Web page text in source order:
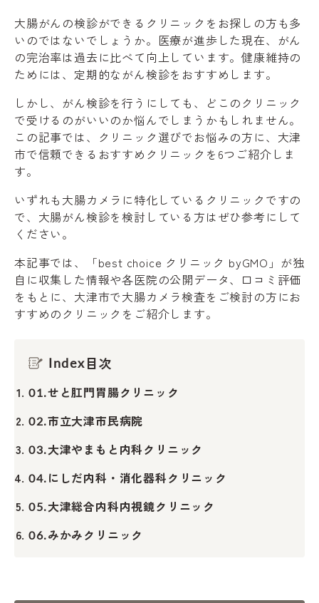
大腸がんの検診ができるクリニックをお探しの方も多
いのではないでしょうか。医療が進歩した現在、がん
の完治率は過去に比べて向上しています。健康維持の
ためには、定期的ながん検診をおすすめします。
しかし、がん検診を行うにしても、どこのクリニック
で受けるのがいいのか悩んでしまうかもしれません。
この記事では、クリニック選びでお悩みの方に、大津
市で信頼できるおすすめクリニックを6つご紹介しま
す。
いずれも大腸カメラに特化しているクリニックですの
で、大腸がん検診を検討している方はぜひ参考にして
ください。
本記事では、「best choice クリニック byGMO」が独
自に収集した情報や各医院の公開データ、口コミ評価
をもとに、大津市で大腸カメラ検査をご検討の方にお
すすめのクリニックをご紹介します。
Index目次
01.せと肛門胃腸クリニック
02.市立大津市民病院
03.大津やまもと内科クリニック
04.にしだ内科・消化器科クリニック
05.大津総合内科内視鏡クリニック
06.みかみクリニック